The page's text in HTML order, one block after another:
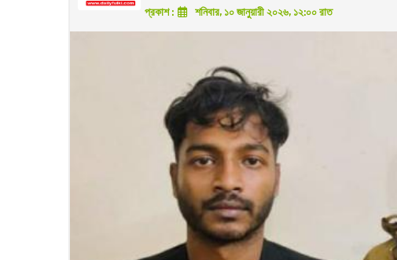
প্রকাশ : শনিবার, ১০ জানুয়ারী ২০২৬, ১২:০০ রাত